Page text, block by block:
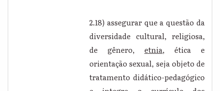
2.18) assegurar que a questão da
diversidade cultural, religiosa,
de gênero, etnia, ética e
orientação sexual, seja objeto de
tratamento didático-pedagógico